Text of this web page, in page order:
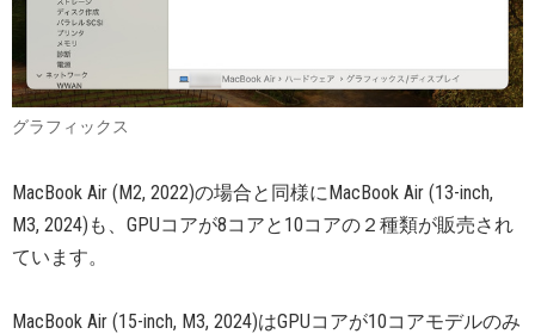
グラフィックス
MacBook Air (M2, 2022)の場合と同様にMacBook Air (13-inch,
M3, 2024)も、GPUコアが8コアと10コアの２種類が販売され
ています。
MacBook Air (15-inch, M3, 2024)はGPUコアが10コアモデルのみ